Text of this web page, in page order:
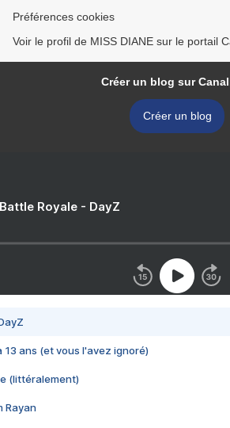
Préférences cookies
Voir le profil de MISS DIANE sur le portail
Créer un blog sur
Créer un blog
Royale - DayZ
13 ans (et vous l'avez ignoré)
(littéralement)
Rayan